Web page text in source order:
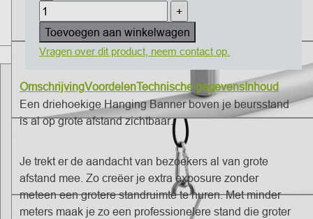
Toevoegen aan winkelwagen
Vragen over dit product, neem contact op.
OmschrijvingVoordelenTechnische gegevensInhoud
Een driehoekige Hanging Banner boven je beursstand
is al op grote afstand zichtbaar.
Je trekt er de aandacht van bezoekers al van grote
afstand mee. Zo creëer je extra exposure zonder
meteen een grotere standruimte te huren. Met minder
meters maak je zo een professionelere stand die groter